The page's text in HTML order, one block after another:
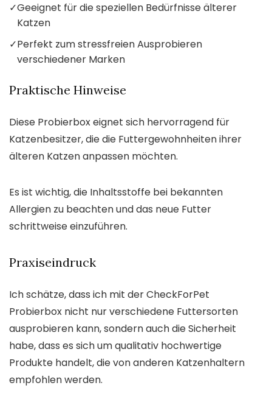
✓Geeignet für die speziellen Bedürfnisse älterer
Katzen
✓Perfekt zum stressfreien Ausprobieren
verschiedener Marken
Praktische Hinweise
Diese Probierbox eignet sich hervorragend für
Katzenbesitzer, die die Futtergewohnheiten ihrer
älteren Katzen anpassen möchten.
Es ist wichtig, die Inhaltsstoffe bei bekannten
Allergien zu beachten und das neue Futter
schrittweise einzuführen.
Praxiseindruck
Ich schätze, dass ich mit der CheckForPet
Probierbox nicht nur verschiedene Futtersorten
ausprobieren kann, sondern auch die Sicherheit
habe, dass es sich um qualitativ hochwertige
Produkte handelt, die von anderen Katzenhaltern
empfohlen werden.